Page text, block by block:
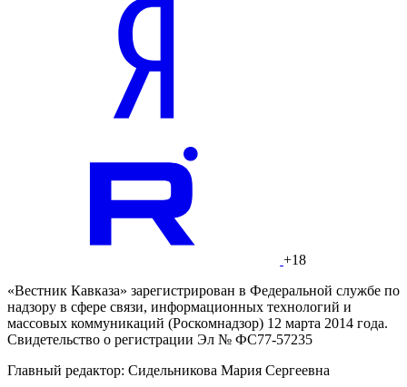
+18
«Вестник Кавказа» зарегистрирован в Федеральной службе по
надзору в сфере связи, информационных технологий и
массовых коммуникаций (Роскомнадзор) 12 марта 2014 года.
Свидетельство о регистрации Эл № ФС77-57235
Главный редактор: Сидельникова Мария Сергеевна